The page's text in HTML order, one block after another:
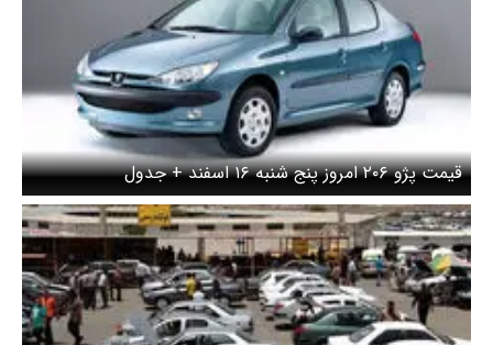
قیمت پژو ۲۰۶ امروز پنج شنبه ۱۶ اسفند + جدول